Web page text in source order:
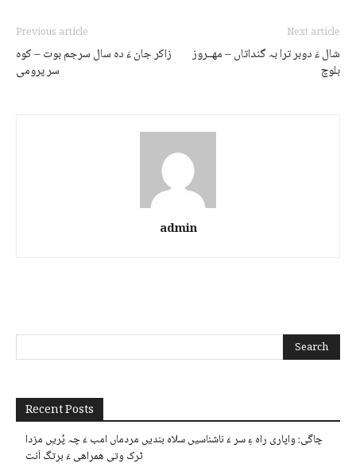
Previous article
زاکر جان ءَ دہ سال سرجم بوت – کوہ
سر پرومی
Next article
شال ءَ دوبر ترا بہ گنداتاں – مھــروز
بلوچ
admin
Recent Posts
چاگی: واپاری راہ ءِ سر ءَ ناشناسیں سلاہ بندیں مردماں امب ءَ چہ پُریں مزدا
ٹرک وتی ھمراھی ءَ برتگ اَنت